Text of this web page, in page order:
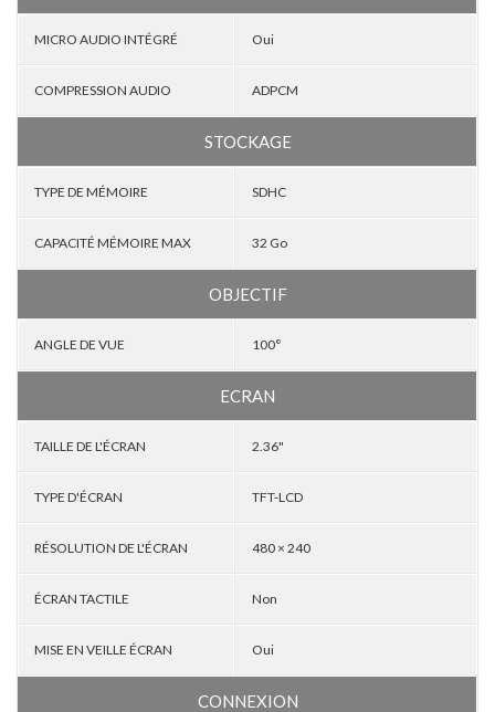
MICRO AUDIO INTÉGRÉ Oui
COMPRESSION AUDIO ADPCM
STOCKAGE
TYPE DE MÉMOIRE SDHC
CAPACITÉ MÉMOIRE MAX 32 Go
OBJECTIF
ANGLE DE VUE 100°
ECRAN
TAILLE DE L'ÉCRAN 2.36"
TYPE D'ÉCRAN TFT-LCD
RÉSOLUTION DE L'ÉCRAN 480 × 240
ÉCRAN TACTILE Non
MISE EN VEILLE ÉCRAN Oui
CONNEXION